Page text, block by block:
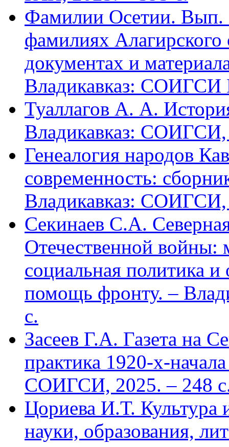
Фамилии Осетии. Вып.
фамилиях
документах и
Владикавказ:
Туаллагов А. А.
Владикавказ: СОИГСИ,
Генеалогия народов
современность:
Владикавказ: СОИГСИ,
Секинаев С.А.
Отечественной войны:
социальная политика
помощь фронту. –
с.
Засеев Г.А. Газета на
практика 1920-х-
СОИГСИ, 2025. – 248
Цориева И.Т. Культура
науки, образования,